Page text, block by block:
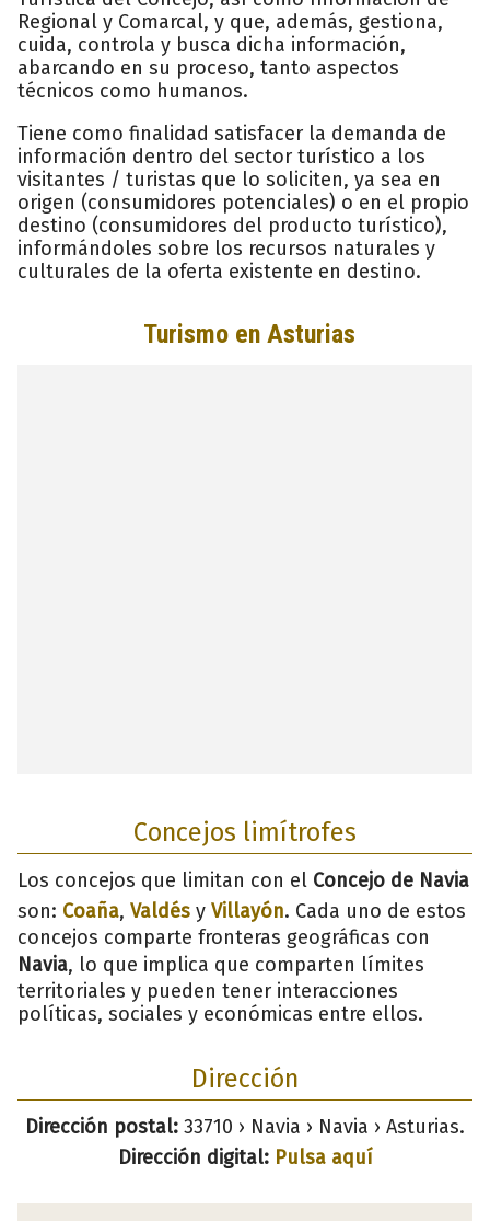
Regional y Comarcal, y que, además, gestiona,
cuida, controla y busca dicha información,
abarcando en su proceso, tanto aspectos
técnicos como humanos.
Tiene como finalidad satisfacer la demanda de
información dentro del sector turístico a los
visitantes / turistas que lo soliciten, ya sea en
origen (consumidores potenciales) o en el propio
destino (consumidores del producto turístico),
informándoles sobre los recursos naturales y
culturales de la oferta existente en destino.
Concejos limítrofes
Los concejos que limitan con el Concejo de Navia
son: Coaña, Valdés y Villayón. Cada uno de estos
concejos comparte fronteras geográficas con
Navia, lo que implica que comparten límites
territoriales y pueden tener interacciones
políticas, sociales y económicas entre ellos.
Dirección
Dirección postal: 33710 › Navia › Navia › Asturias.
Dirección digital: Pulsa aquí